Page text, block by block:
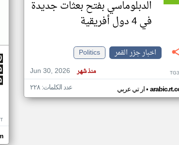
الدبلوماسي بفتح بعثات جديدة
في 4 دول أفريقية
اخبار جزر القمر
Politics
Jun 30, 2026
منذ شهر
ار تي عربي• عدد الكلمات: ٢٢٨